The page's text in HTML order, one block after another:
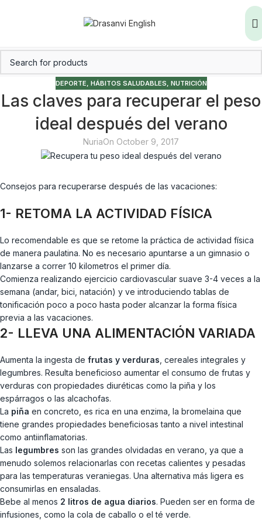
DEPORTE, HÁBITOS SALUDABLES, NUTRICIÓN
Las claves para recuperar el peso
ideal después del verano
NuriaOn October 9, 2017
Consejos para recuperarse después de las vacaciones:
1- RETOMA LA ACTIVIDAD FÍSICA
Lo recomendable es que se retome la práctica de actividad física
de manera paulatina. No es necesario apuntarse a un gimnasio o
lanzarse a correr 10 kilometros el primer día.
Comienza realizando ejercicio cardiovascular suave 3-4 veces a la
semana (andar, bici, natación) y ve introduciendo tablas de
tonificación poco a poco hasta poder alcanzar la forma física
previa a las vacaciones.
2- LLEVA UNA ALIMENTACIÓN VARIADA
Aumenta la ingesta de frutas y verduras , cereales integrales y
legumbres. Resulta beneficioso aumentar el consumo de frutas y
verduras con propiedades diuréticas como la piña y los
espárragos o las alcachofas.
La piña en concreto, es rica en una enzima, la bromelaina que
tiene grandes propiedades beneficiosas tanto a nivel intestinal
como antiinflamatorias.
Las legumbres son las grandes olvidadas en verano, ya que a
menudo solemos relacionarlas con recetas calientes y pesadas
para las temperaturas veraniegas. Una alternativa más ligera es
consumirlas en ensaladas.
Bebe al menos 2 litros de agua diarios. Pueden ser en forma de
infusiones, como la cola de caballo o el té verde.